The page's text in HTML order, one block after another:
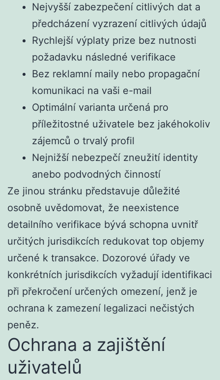
Nejvyšší zabezpečení citlivých dat a
předcházení vyzrazení citlivých údajů
Rychlejší výplaty prize bez nutnosti
požadavku následné verifikace
Bez reklamní maily nebo propagační
komunikaci na vaši e-mail
Optimální varianta určená pro
příležitostné uživatele bez jakéhokoliv
zájemců o trvalý profil
Nejnižší nebezpečí zneužití identity
anebo podvodných činností
Ze jinou stránku představuje důležité
osobně uvědomovat, že neexistence
detailního verifikace bývá schopna uvnitř
určitých jurisdikcích redukovat top objemy
určené k transakce. Dozorové úřady ve
konkrétních jurisdikcích vyžadují identifikaci
při překročení určených omezení, jenž je
ochrana k zamezení legalizaci nečistých
peněz.
Ochrana a zajištění
uživatelů